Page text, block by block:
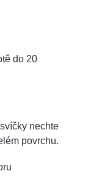
do 20
nechte
povrchu.